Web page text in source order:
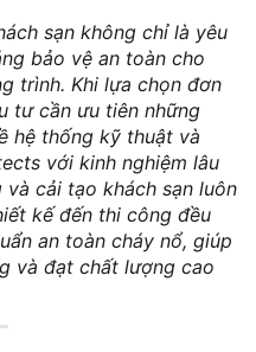
sạn không chỉ là yêu
bảo vệ an toàn cho
trình. Khi lựa chọn đơn
tư cần ưu tiên những
hệ thống kỹ thuật và
với kinh nghiệm lâu
cải tạo khách sạn luôn
kế đến thi công đều
an toàn cháy nổ, giúp
và đạt chất lượng cao